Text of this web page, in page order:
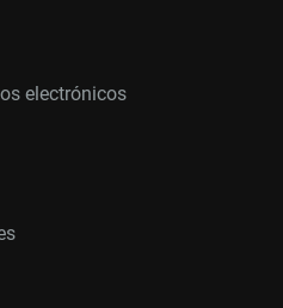
electrónicos